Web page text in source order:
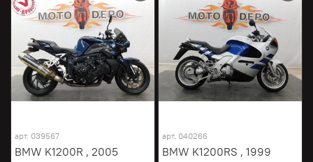
арт. 039567
BMW K1200R , 2005
арт. 040266
BMW K1200RS , 1999